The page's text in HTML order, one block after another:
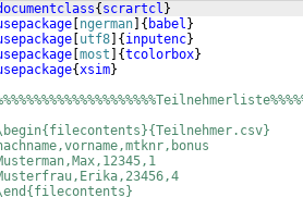
{ scrartcl }
ngerman { babel }
utf8 { inputenc}
most {tcolorbox}
{xsim}